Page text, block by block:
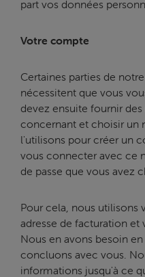
part vos données
Votre compte
Certaines parties de
nécessitent que vous
devez ensuite fournir
concernant et choisir un
l'utilisons pour créer un
vous connecter avec ce
de passe que vous avez
Pour cela, nous utilisons
adresse de facturation et
Nous en avons besoin
concluons avec vous.
informations jusqu'à ce